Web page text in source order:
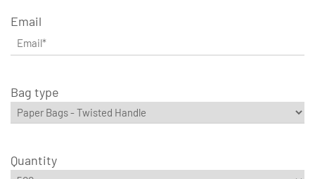
Email
Bag type
Quantity